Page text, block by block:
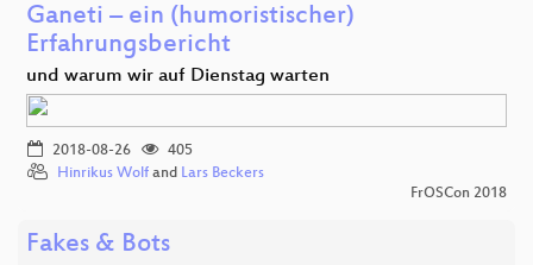
Ganeti – ein (humoristischer)
Erfahrungsbericht
und warum wir auf Dienstag warten
2018-08-26
405
Hinrikus Wolf and Lars Beckers
FrOSCon 2018
Fakes & Bots